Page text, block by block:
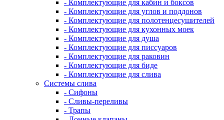
- Комплектующие для кабин и боксов
- Комплектующие для углов и поддонов
- Комплектующие для полотенцесушителей
- Комплектующие для кухонных моек
- Комплектующие для душа
- Комплектующие для писсуаров
- Комплектующие для раковин
- Комплектующие для биде
- Комплектующие для слива
Системы слива
- Сифоны
- Сливы-переливы
- Трапы